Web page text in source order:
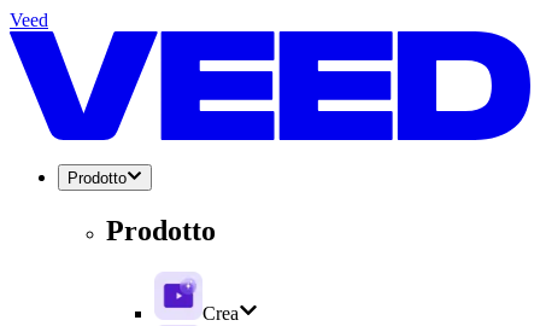
Veed
Prodotto
Prodotto
Crea